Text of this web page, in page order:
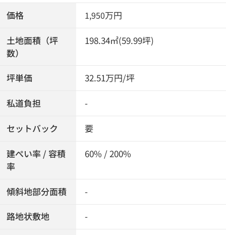
価格 1,950万円
土地面積（坪
数）
198.34㎡(59.99坪)
坪単価 32.51万円/坪
私道負担 -
セットバック 要
建ぺい率 / 容積
率
60% / 200%
傾斜地部分面積 -
路地状敷地 -